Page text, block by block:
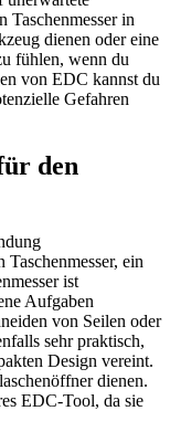
Taschenmesser in
dienen oder eine
fühlen, wenn du
von EDC kannst du
Gefahren
den
ein
ist
Aufgaben
von Seilen oder
sehr praktisch,
Design vereint.
dienen.
EDC-Tool, da sie